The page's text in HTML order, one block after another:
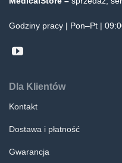
Godziny pracy | Pon–Pt |
Dla Klientów
Kontakt
Dostawa i płatność
Gwarancja